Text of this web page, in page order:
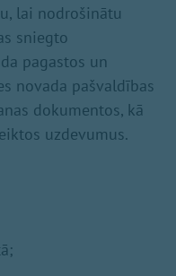
lai nodrošinātu
sniegto
pagastos un
novada pašvaldības
dokumentos, kā
uzdevumus.